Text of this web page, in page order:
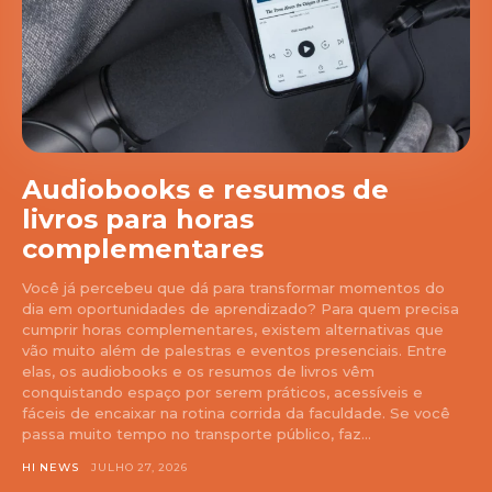
Audiobooks e resumos de
livros para horas
complementares
Você já percebeu que dá para transformar momentos do
dia em oportunidades de aprendizado? Para quem precisa
cumprir horas complementares, existem alternativas que
vão muito além de palestras e eventos presenciais. Entre
elas, os audiobooks e os resumos de livros vêm
conquistando espaço por serem práticos, acessíveis e
fáceis de encaixar na rotina corrida da faculdade. Se você
passa muito tempo no transporte público, faz...
HI NEWS JULHO 27, 2026